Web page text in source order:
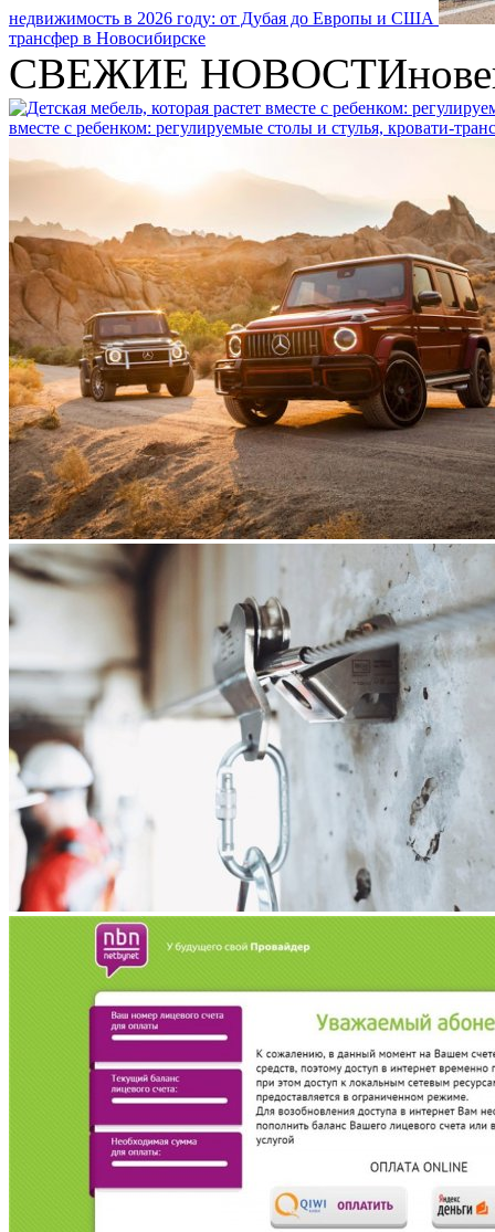
недвижимость в 2026 году: от Дубая до Европы и США
трансфер в Новосибирске
СВЕЖИЕ НОВОСТИ
вместе с ребенком: регулируемые столы и стулья, кровати-